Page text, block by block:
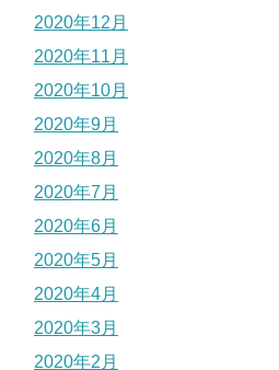
2020年12月
2020年11月
2020年10月
2020年9月
2020年8月
2020年7月
2020年6月
2020年5月
2020年4月
2020年3月
2020年2月